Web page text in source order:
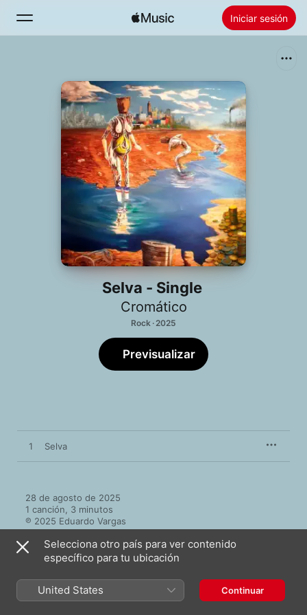
Iniciar sesión
Novedades
Radio
Instalar Apple Music
Selva - Single
Cromático
Rock · 2025
Previsualizar
1 Selva
28 de agosto de 2025
1 canción, 3 minutos
℗ 2025 Eduardo Vargas
Más de Cromático
Selecciona otro país para ver contenido
específico para tu ubicación
United States Continuar